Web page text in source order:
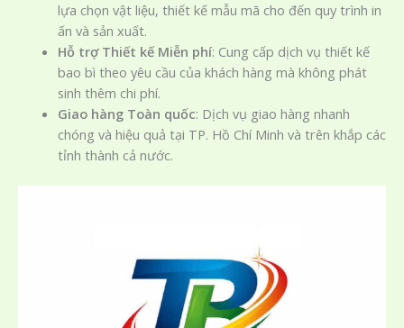
lựa chọn vật liệu, thiết kế mẫu mã cho đến quy trình in
ấn và sản xuất.
Hỗ trợ Thiết kế Miễn phí: Cung cấp dịch vụ thiết kế
bao bì theo yêu cầu của khách hàng mà không phát
sinh thêm chi phí.
Giao hàng Toàn quốc: Dịch vụ giao hàng nhanh
chóng và hiệu quả tại TP. Hồ Chí Minh và trên khắp các
tỉnh thành cả nước.